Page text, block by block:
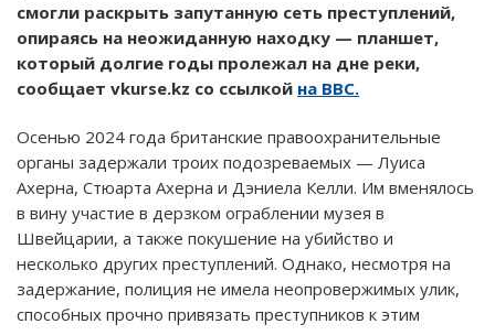
смогли раскрыть запутанную сеть преступлений,
опираясь на неожиданную находку — планшет,
который долгие годы пролежал на дне реки,
сообщает vkurse.kz со ссылкой на BBC.
Осенью 2024 года британские правоохранительные
органы задержали троих подозреваемых — Луиса
Ахерна, Стюарта Ахерна и Дэниела Келли. Им вменялось
в вину участие в дерзком ограблении музея в
Швейцарии, а также покушение на убийство и
несколько других преступлений. Однако, несмотря на
задержание, полиция не имела неопровержимых улик,
способных прочно привязать преступников к этим